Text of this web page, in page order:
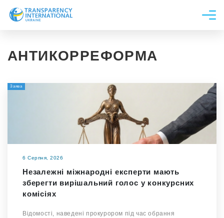
Новини
Напрями роботи
АНТИКОРРЕФОРМА
Заява
6 Серпня, 2026
Незалежні міжнародні експерти мають
зберегти вирішальний голос у конкурсних
комісіях
Відомості, наведені прокурором під час обрання